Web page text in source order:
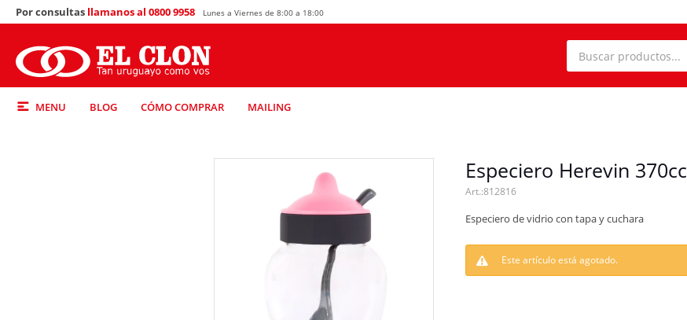
MENU BLOG CÓMO COMPRAR MAILING
Por consultas llamanos al 0800 9958 Lunes a Viernes de 8:00 a 18:00
Especiero Herevin 370cc
812816
Especiero de vidrio con tapa y cuchara
Este artículo está agotado.